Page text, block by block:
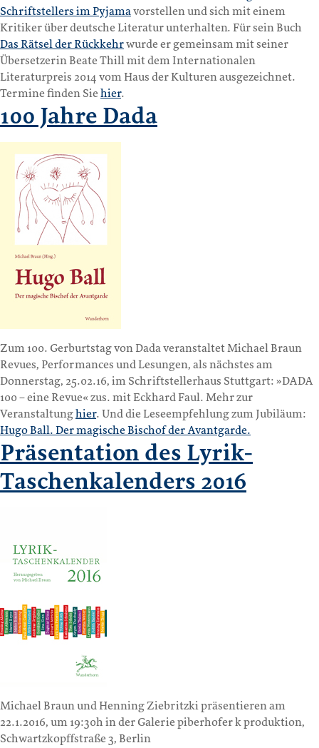
Schriftstellers im Pyjamavorstellen und sich mit einem
Kritiker über deutsche Literatur unterhalten. Für sein Buch
Das Rätsel der Rückkehrwurde er gemeinsam mit seiner
Übersetzerin Beate Thill mit dem Internationalen
Literaturpreis 2014 vom Haus der Kulturen ausgezeichnet.
Termine finden Sie hier.
100 Jahre Dada
Zum 100. Gerburtstag von Dada veranstaltet Michael Braun
Revues, Performances und Lesungen, als nächstes am
Donnerstag, 25.02.16, im Schriftstellerhaus Stuttgart: »DADA
100 – eine Revue« zus. mit Eckhard Faul. Mehr zur
Veranstaltunghier. Und die Leseempfehlung zum Jubiläum:
Hugo Ball. Der magische Bischof der Avantgarde.
Präsentation des Lyrik-
Taschenkalenders 2016
Michael Braun und Henning Ziebritzki präsentieren am
22.1.2016, um 19:30h in der Galerie piberhofer k produktion,
Schwartzkopffstraße 3, Berlin